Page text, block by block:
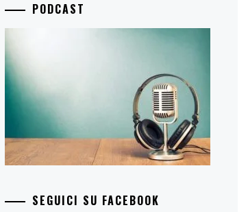
PODCAST
SEGUICI SU FACEBOOK